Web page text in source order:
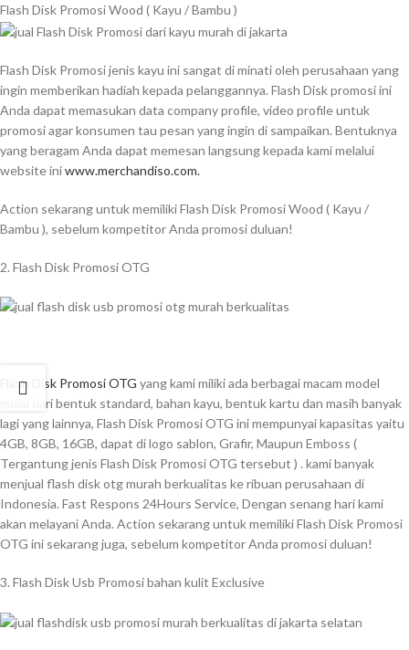
Flash Disk Promosi Wood ( Kayu / Bambu )
Flash Disk Promosi jenis kayu ini sangat di minati oleh perusahaan yang
ingin memberikan hadiah kepada pelanggannya. Flash Disk promosi ini
Anda dapat memasukan data company profile, video profile untuk
promosi agar konsumen tau pesan yang ingin di sampaikan. Bentuknya
yang beragam Anda dapat memesan langsung kepada kami melalui
website iniwww.merchandiso.com.
Action sekarang untuk memiliki Flash Disk Promosi Wood ( Kayu /
Bambu ), sebelum kompetitor Anda promosi duluan!
2. Flash Disk Promosi OTG
Flash Disk Promosi OTG yang kami miliki ada berbagai macam model
mulai dari bentuk standard, bahan kayu, bentuk kartu dan masih banyak
lagi yang lainnya, Flash Disk Promosi OTG ini mempunyai kapasitas yaitu
4GB, 8GB, 16GB, dapat di logo sablon, Grafir, Maupun Emboss (
Tergantung jenis Flash Disk Promosi OTG tersebut ) . kami banyak
menjual flash disk otg murah berkualitas ke ribuan perusahaan di
Indonesia. Fast Respons 24Hours Service, Dengan senang hari kami
akan melayani Anda. Action sekarang untuk memiliki Flash Disk Promosi
OTG ini sekarang juga, sebelum kompetitor Anda promosi duluan!
3. Flash Disk Usb Promosi bahan kulit Exclusive